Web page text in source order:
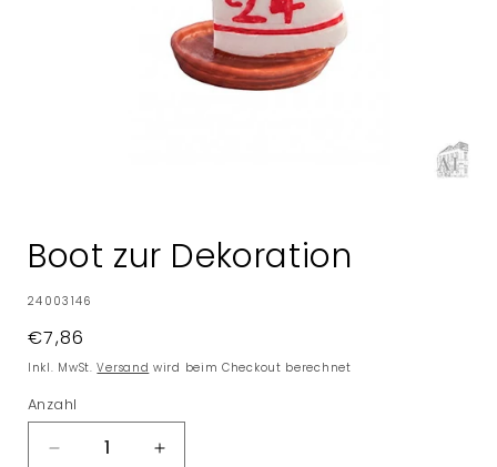
Modal
öffnen
Boot zur Dekoration
SKU:
24003146
Normaler
Preis
€7,86
Inkl. MwSt.Versand wird beim Checkout berechnet
Anzahl
Verringere
Erhöhe